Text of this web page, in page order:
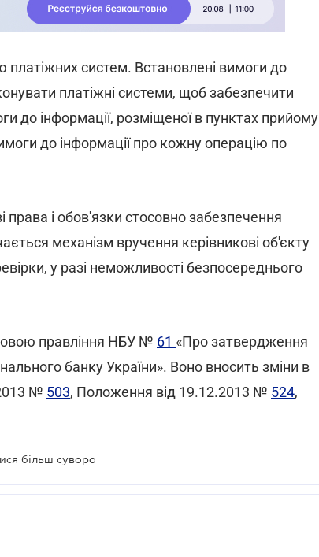
платіжних систем. Встановлені вимоги до
платіжні системи, щоб забезпечити
до інформації, розміщеної в пунктах прийому
до інформації про кожну операцію по
і обов'язки стосовно забезпечення
механізм вручення керівникові об'єкту
у разі неможливості безпосереднього
правління НБУ № 61 «Про затвердження
банку України». Воно вносить зміни в
№ 503, Положення від 19.12.2013 № 524,
більш суворо